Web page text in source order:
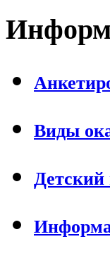
Виды
Детский